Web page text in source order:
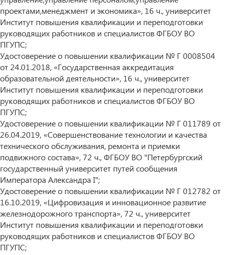
проектами,менеджмент и экономика», 16 ч., университет
Институт повышения квалификации и переподготовки
руководящих работников и специалистов ФГБОУ ВО
ПГУПС;
Удостоверение о повышении квалификации № Г 0008504
от 24.01.2018, «Государственная аккредитация
образовательной деятельности», 16 ч., университет
Институт повышения квалификации и переподготовки
руководящих работников и специалистов ФГБОУ ВО
ПГУПС;
Удостоверение о повышении квалификации № Г 011789 от
26.04.2019, «Совершенствование технологии и качества
технического обслуживания, ремонта и приемки
подвижного состава», 72 ч., ФГБОУ ВО "Петербургский
государственный университет путей сообщения
Императора Александра I";
Удостоверение о повышении квалификации № Г 012782 от
16.10.2019, «Цифровизация и инновационное развитие
железнодорожного транспорта», 72 ч., университет
Институт повышения квалификации и переподготовки
руководящих работников и специалистов ФГБОУ ВО
ПГУПС;